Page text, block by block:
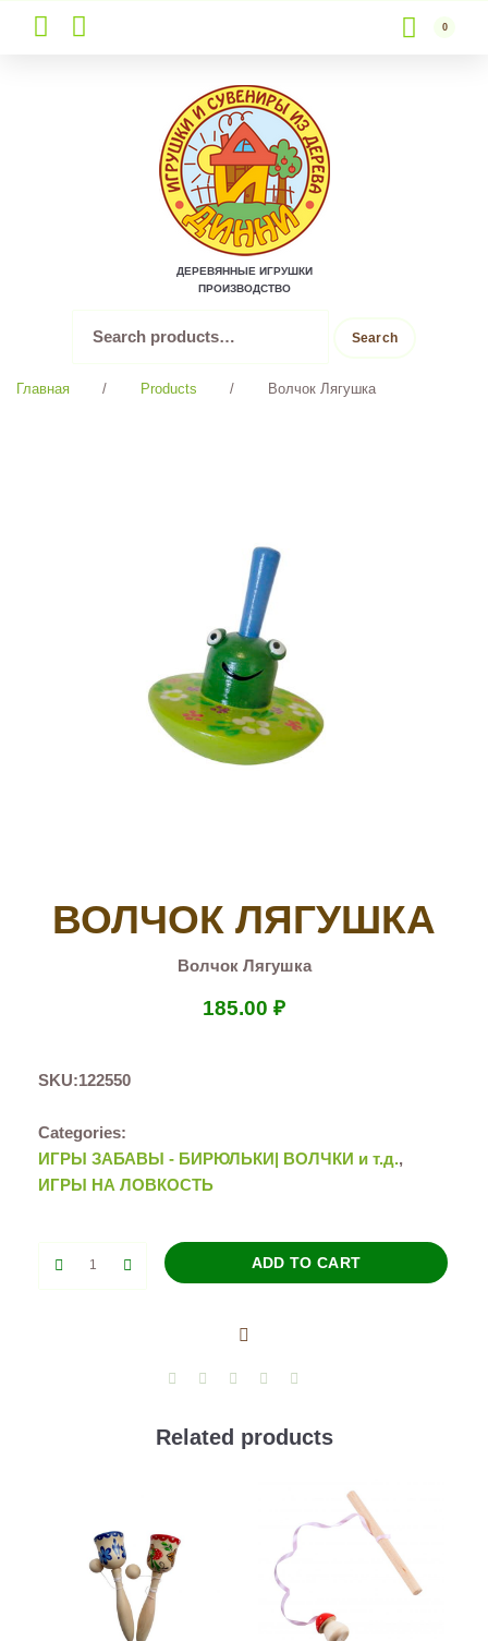
to
content
0
ДЕРЕВЯННЫЕ ИГРУШКИ
ПРОИЗВОДСТВО
for:
Search
Главная / Products / Волчок Лягушка
ВОЛЧОК ЛЯГУШКА
Волчок Лягушка
185.00 ₽
SKU:122550
Categories:
ИГРЫ ЗАБАВЫ - БИРЮЛЬКИ| ВОЛЧКИ и т.д.,
ИГРЫ НА ЛОВКОСТЬ
ADD TO CART
Related products